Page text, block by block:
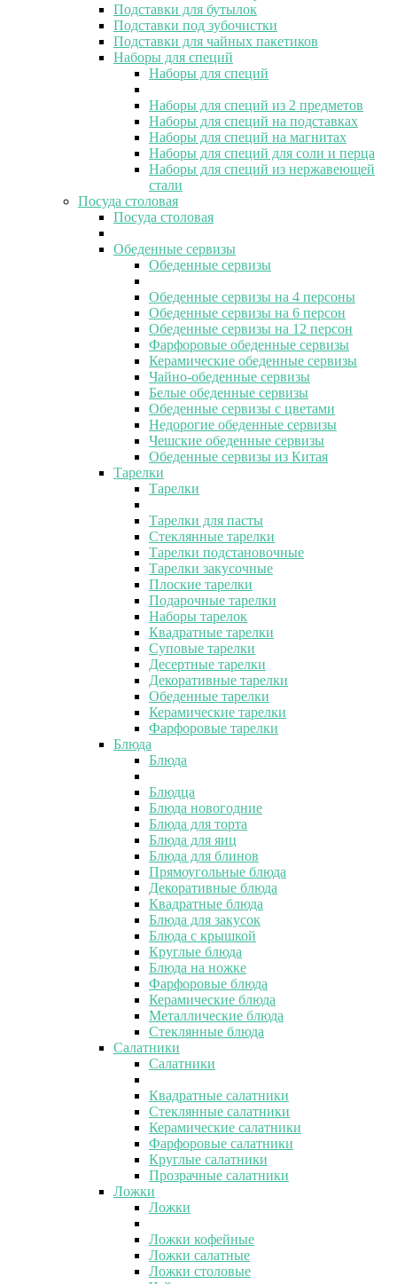
Подставки для бутылок
Подставки под зубочистки
Подставки для чайных пакетиков
Наборы для специй
Наборы для специй
Наборы для специй из 2 предметов
Наборы для специй на подставках
Наборы для специй на магнитах
Наборы для специй для соли и перца
Наборы для специй из нержавеющей
стали
Посуда столовая
Посуда столовая
Обеденные сервизы
Обеденные сервизы
Обеденные сервизы на 4 персоны
Обеденные сервизы на 6 персон
Обеденные сервизы на 12 персон
Фарфоровые обеденные сервизы
Керамические обеденные сервизы
Чайно-обеденные сервизы
Белые обеденные сервизы
Обеденные сервизы с цветами
Недорогие обеденные сервизы
Чешские обеденные сервизы
Обеденные сервизы из Китая
Тарелки
Тарелки
Тарелки для пасты
Стеклянные тарелки
Тарелки подстановочные
Тарелки закусочные
Плоские тарелки
Подарочные тарелки
Наборы тарелок
Квадратные тарелки
Суповые тарелки
Десертные тарелки
Декоративные тарелки
Обеденные тарелки
Керамические тарелки
Фарфоровые тарелки
Блюда
Блюда
Блюдца
Блюда новогодние
Блюда для торта
Блюда для яиц
Блюда для блинов
Прямоугольные блюда
Декоративные блюда
Квадратные блюда
Блюда для закусок
Блюда с крышкой
Круглые блюда
Блюда на ножке
Фарфоровые блюда
Керамические блюда
Металлические блюда
Стеклянные блюда
Салатники
Салатники
Квадратные салатники
Стеклянные салатники
Керамические салатники
Фарфоровые салатники
Круглые салатники
Прозрачные салатники
Ложки
Ложки
Ложки кофейные
Ложки салатные
Ложки столовые